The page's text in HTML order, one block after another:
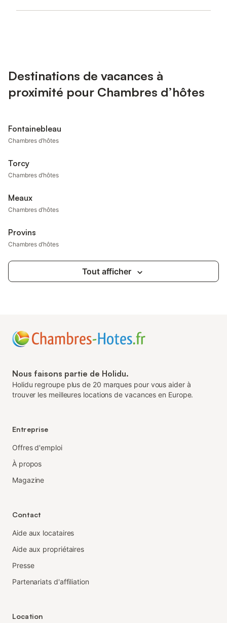
Destinations de vacances à
proximité pour Chambres d’hôtes
Fontainebleau
Chambres d’hôtes
Torcy
Chambres d’hôtes
Meaux
Chambres d’hôtes
Provins
Chambres d’hôtes
Tout afficher
Nous faisons partie de Holidu.
Holidu regroupe plus de 20 marques pour vous aider à
trouver les meilleures locations de vacances en Europe.
Entreprise
Offres d'emploi
À propos
Magazine
Contact
Aide aux locataires
Aide aux propriétaires
Presse
Partenariats d'affiliation
Location